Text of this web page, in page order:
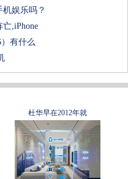
娱乐吗？
,iPhone
有什么
杜华早在2012年就